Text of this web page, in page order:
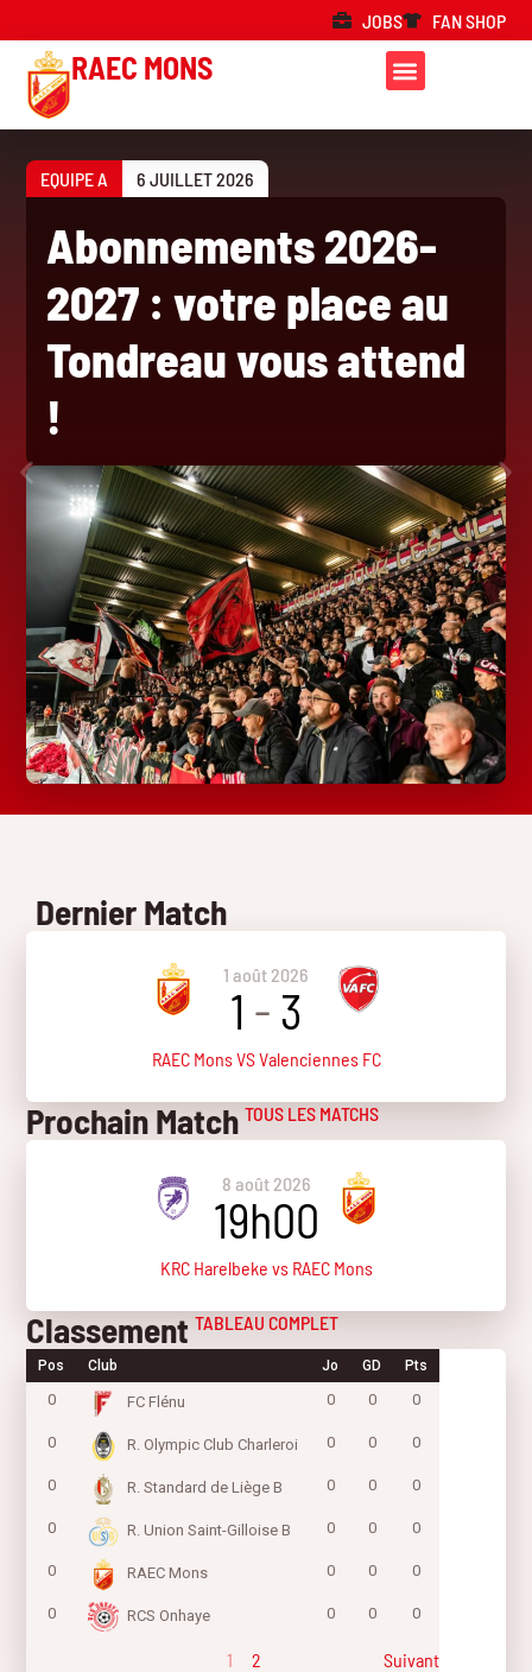
JOBS FAN SHOP
RAEC MONS
EQUIPE A 6 JUILLET 2026
Abonnements 2026-
2027 : votre place au
Tondreau vous attend
!
Dernier Match
1 août 2026
1 - 3
RAEC Mons VS Valenciennes FC
Prochain Match TOUS LES MATCHS
8 août 2026
19h00
KRC Harelbeke vs RAEC Mons
Classement TABLEAU COMPLET
Pos Club Jo GD Pts
0 FC Flénu 0 0 0
0 R. Olympic Club Charleroi 0 0 0
0 R. Standard de Liège B 0 0 0
0 R. Union Saint-Gilloise B 0 0 0
0 RAEC Mons 0 0 0
0 RCS Onhaye 0 0 0
1 2 Suivant